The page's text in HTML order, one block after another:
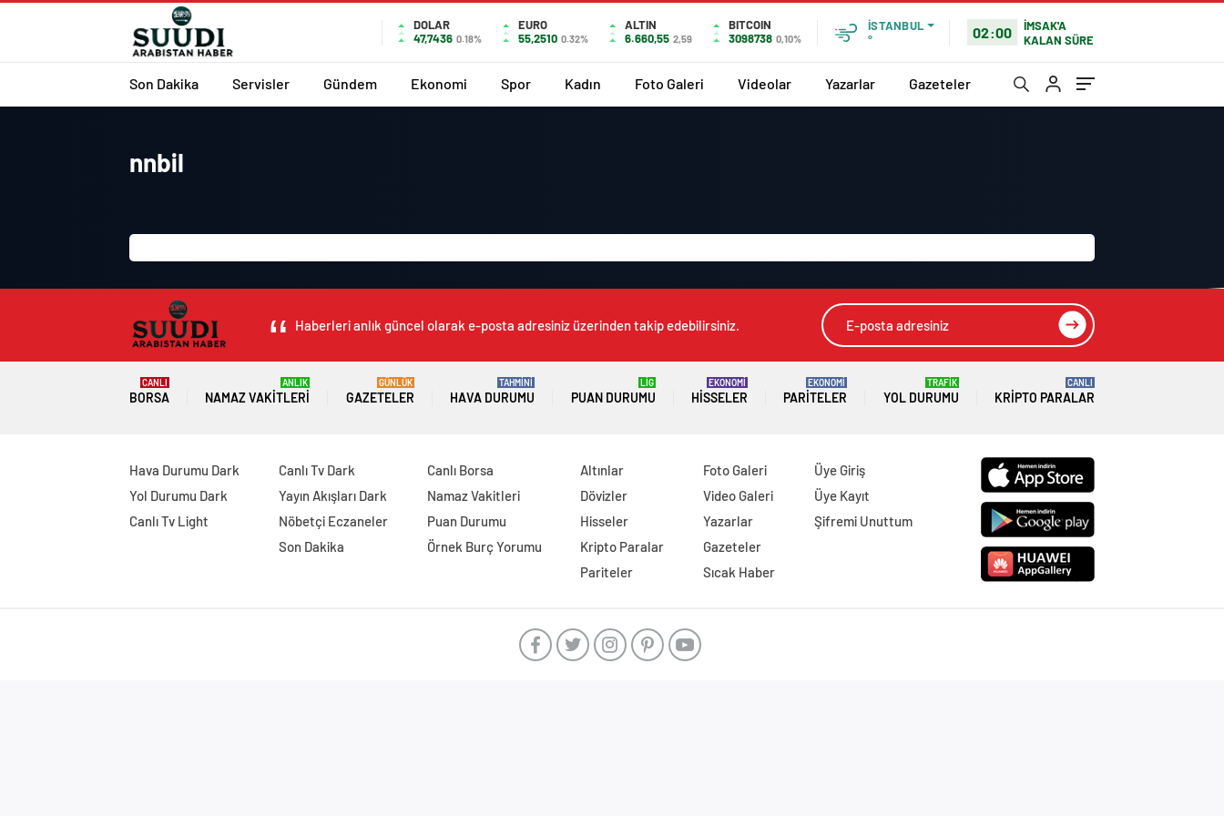
DOLAR
47,7436 0.18%
EURO
55,2510 0.32%
ALTIN
6.660,55 2,59
BITCOIN
3098738 0,10%
İSTANBUL
°
02:00
İMSAK'A
KALAN SÜRE
Son Dakika Servisler Gündem Ekonomi Spor Kadın Foto Galeri Videolar Yazarlar Gazeteler
nnbil
Haberleri anlık güncel olarak e-posta adresiniz üzerinden takip edebilirsiniz.
BORSA
CANLI
NAMAZ VAKITLERI
ANLIK
GAZETELER
GÜNLÜK
HAVA DURUMU
TAHMİNİ
PUAN DURUMU
LİG
HISSELER
EKONOMİ
PARITELER
EKONOMİ
YOL DURUMU
TRAFİK
KRIPTO PARALAR
CANLI
Hava Durumu Dark
Yol Durumu Dark
Canlı Tv Light
Canlı Tv Dark
Yayın Akışları Dark
Nöbetçi Eczaneler
Son Dakika
Canlı Borsa
Namaz Vakitleri
Puan Durumu
Örnek Burç Yorumu
Altınlar
Dövizler
Hisseler
Kripto Paralar
Pariteler
Foto Galeri
Video Galeri
Yazarlar
Gazeteler
Sıcak Haber
Üye Giriş
Üye Kayıt
Şifremi Unuttum